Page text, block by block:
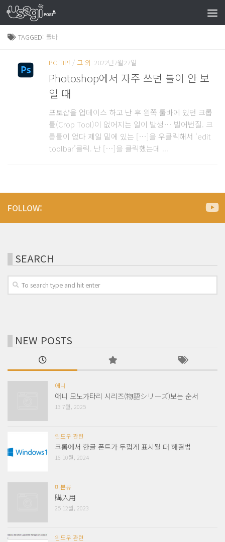
TAGGED: 툴바
PC TIP! / 그 외 2022년7월27일
Photoshop에서 자주 쓰던 툴이 안 보
일 때
포토샵을 업데이스 하고 난 후 왼쪽 툴바에 있던 크롭
툴(Crop Tool)이 없어지는 일이 발생… 빌어번질. 크
롭툴이 없다 제일 밑에 있는 […]을 우클릭해서 ‘edit
toolbar’클릭. 난 […]을 클릭했는데 ...
FOLLOW:
SEARCH
NEW POSTS
애니
애니 모노가타리 시리즈(物語シリーズ)보는 순서
13 7월, 2025
윈도우 관련
크롬에서 한글 폰트가 두껍게 표시될 때 해결법
16 10월, 2024
미분류
購入用
25 12월, 2023
윈도우 관련